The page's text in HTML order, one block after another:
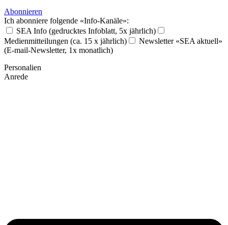
Abonnieren
Ich abonniere folgende «Info-Kanäle»:
SEA Info (gedrucktes Infoblatt, 5x jährlich)
Medienmitteilungen (ca. 15 x jährlich)
Newsletter «SEA aktuell»
(E-mail-Newsletter, 1x monatlich)
Personalien
Anrede